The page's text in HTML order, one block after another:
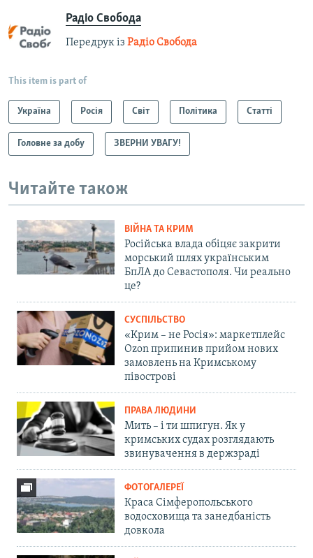
Радіо Свобода
Передрук із Радіо Свобода
This item is part of
Україна Росія Світ Політика Статті
Головне за добу ЗВЕРНИ УВАГУ!
Читайте також
ВІЙНА ТА КРИМ
Російська влада обіцяє закрити
морський шлях українським
БпЛА до Севастополя. Чи реально
це?
СУСПІЛЬСТВО
«Крим – не Росія»: маркетплейс
Ozon припинив прийом нових
замовлень на Кримському
півострові
ПРАВА ЛЮДИНИ
Мить – і ти шпигун. Як у
кримських судах розглядають
звинувачення в держзраді
ФОТОГАЛЕРЕЇ
Краса Сімферопольського
водосховища та занедбаність
довкола